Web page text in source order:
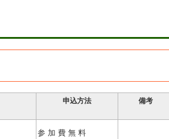
申込方法 備考
参 加 費 無 料